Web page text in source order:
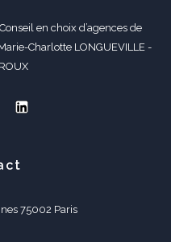
en choix d’agences de
Charlotte LONGUEVILLE -
75002 Paris